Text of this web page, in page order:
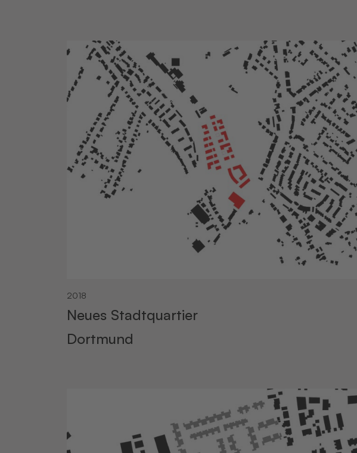
2018
Neues Stadtquartier
Dortmund